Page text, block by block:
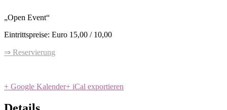
„Open Event“
Eintrittspreise: Euro 15,00 / 10,00
⇒ Reservierung
+ Google Kalender+ iCal exportieren